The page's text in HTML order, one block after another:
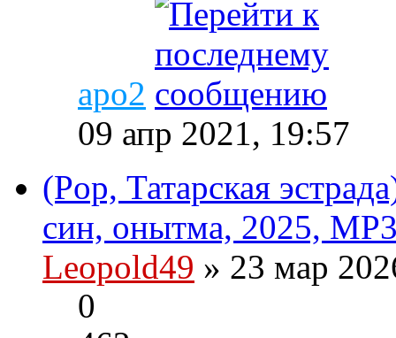
apo2
09 апр 2021, 19:57
(Pop, Татарская
син, онытма, 2025,
Leopold49 » 23 мар
0